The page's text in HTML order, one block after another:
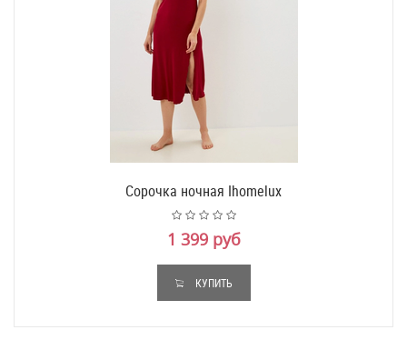
Сорочка ночная Ihomelux
1 399 руб
КУПИТЬ